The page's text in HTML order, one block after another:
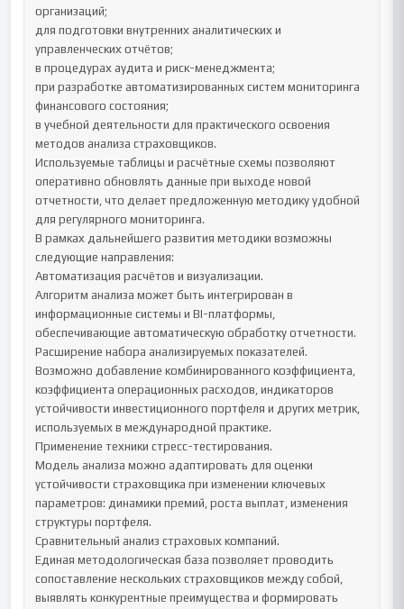
организаций;
для подготовки внутренних аналитических и
управленческих отчётов;
в процедурах аудита и риск-менеджмента;
при разработке автоматизированных систем мониторинга
финансового состояния;
в учебной деятельности для практического освоения
методов анализа страховщиков.
Используемые таблицы и расчётные схемы позволяют
оперативно обновлять данные при выходе новой
отчетности, что делает предложенную методику удобной
для регулярного мониторинга.
В рамках дальнейшего развития методики возможны
следующие направления:
Автоматизация расчётов и визуализации.
Алгоритм анализа может быть интегрирован в
информационные системы и BI-платформы,
обеспечивающие автоматическую обработку отчетности.
Расширение набора анализируемых показателей.
Возможно добавление комбинированного коэффициента,
коэффициента операционных расходов, индикаторов
устойчивости инвестиционного портфеля и других метрик,
используемых в международной практике.
Применение техники стресс-тестирования.
Модель анализа можно адаптировать для оценки
устойчивости страховщика при изменении ключевых
параметров: динамики премий, роста выплат, изменения
структуры портфеля.
Сравнительный анализ страховых компаний.
Единая методологическая база позволяет проводить
сопоставление нескольких страховщиков между собой,
выявлять конкурентные преимущества и формировать